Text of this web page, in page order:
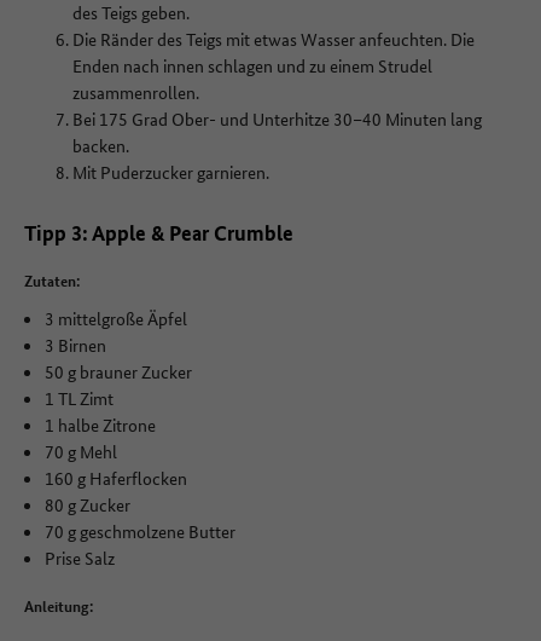
des Teigs geben.
Die Ränder des Teigs mit etwas Wasser anfeuchten. Die
Enden nach innen schlagen und zu einem Strudel
zusammenrollen.
Bei 175 Grad Ober- und Unterhitze 30–40 Minuten lang
backen.
Mit Puderzucker garnieren.
Tipp 3: Apple & Pear Crumble
Zutaten:
3 mittelgroße Äpfel
3 Birnen
50 g brauner Zucker
1 TL Zimt
1 halbe Zitrone
70 g Mehl
160 g Haferflocken
80 g Zucker
70 g geschmolzene Butter
Prise Salz
Anleitung: